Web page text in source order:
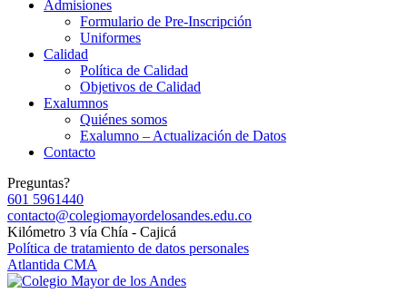
Admisiones
Formulario de Pre-Inscripción
Uniformes
Calidad
Política de Calidad
Objetivos de Calidad
Exalumnos
Quiénes somos
Exalumno – Actualización de Datos
Contacto
Preguntas?
601 5961440
contacto@colegiomayordelosandes.edu.co
Kilómetro 3 vía Chía - Cajicá
Política de tratamiento de datos personales
Atlantida CMA